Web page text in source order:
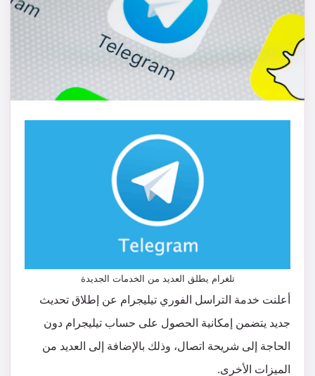
تلغرام يطلق العديد من الخدمات الجديدة
أعلنت خدمة التراسل الفوري تيليجرام عن إطلاق تحديث
جديد يتضمن إمكانية الحصول على حساب تيليجرام دون
الحاجة إلى شريحة اتصال، وذلك بالإضافة إلى العديد من
الميزات الأخرى.